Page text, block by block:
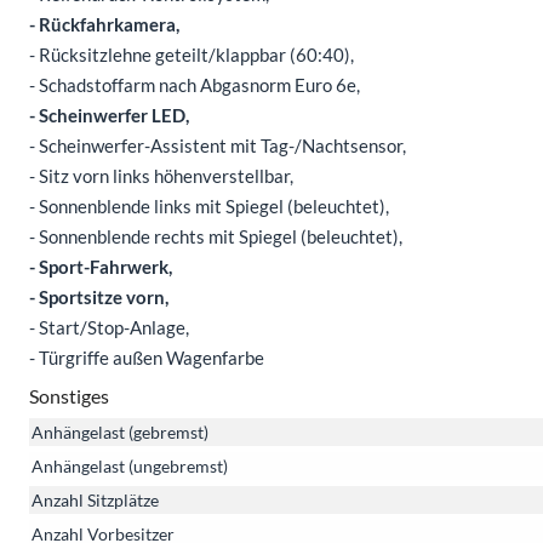
- Rückfahrkamera,
- Rücksitzlehne geteilt/klappbar (60:40),
- Schadstoffarm nach Abgasnorm Euro 6e,
- Scheinwerfer LED,
- Scheinwerfer-Assistent mit Tag-/Nachtsensor,
- Sitz vorn links höhenverstellbar,
- Sonnenblende links mit Spiegel (beleuchtet),
- Sonnenblende rechts mit Spiegel (beleuchtet),
- Sport-Fahrwerk,
- Sportsitze vorn,
- Start/Stop-Anlage,
- Türgriffe außen Wagenfarbe
Sonstiges
Anhängelast (gebremst)
Anhängelast (ungebremst)
Anzahl Sitzplätze
Anzahl Vorbesitzer